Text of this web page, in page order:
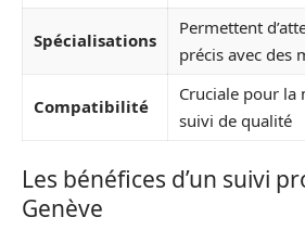
Spécialisations
Permettent
précis avec des
Compatibilité
Cruciale pour
suivi de qualité
Les bénéfices d’un suivi
Genève